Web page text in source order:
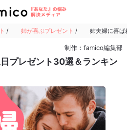
/ 姉が喜ぶプレゼント / 姉夫婦に喜
制作：famico編集部
プレゼント30選＆ランキン